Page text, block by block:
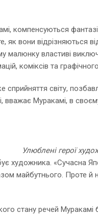
компенсуються
вони відрізняються
малюнку властиві
коміксів та
світу,
вважає Муракамі, в
Улюблені герої
художника. «Сучасна
майбутнього. Проте й
стану речей Муракамі